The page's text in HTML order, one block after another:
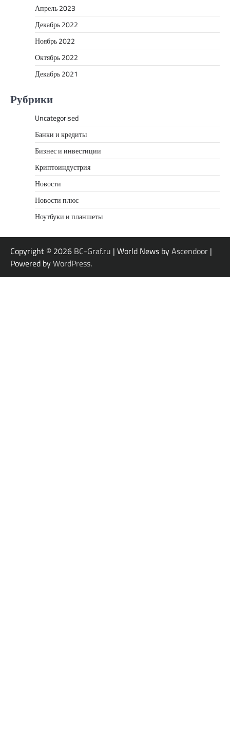
Апрель 2023
Декабрь 2022
Ноябрь 2022
Октябрь 2022
Декабрь 2021
Рубрики
Uncategorised
Банки и кредиты
Бизнес и инвестиции
Криптоиндустрия
Новости
Новости плюс
Ноутбуки и планшеты
Copyright © 2026 BC-Graf.ru | World News byAscendoor |
Powered byWordPress.